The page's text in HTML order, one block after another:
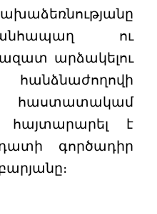
ու
արձակելու
հաստատակամ
հայտարարել է
գործադիր